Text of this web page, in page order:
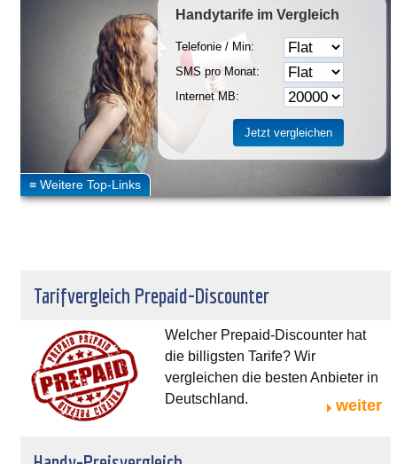
Handytarife im Vergleich
Telefonie / Min:
SMS pro Monat:
Internet MB:
Tarifvergleich Prepaid-Discounter
Welcher Prepaid-Discounter hat
die billigsten Tarife? Wir
vergleichen die besten Anbieter in
Deutschland.
weiter